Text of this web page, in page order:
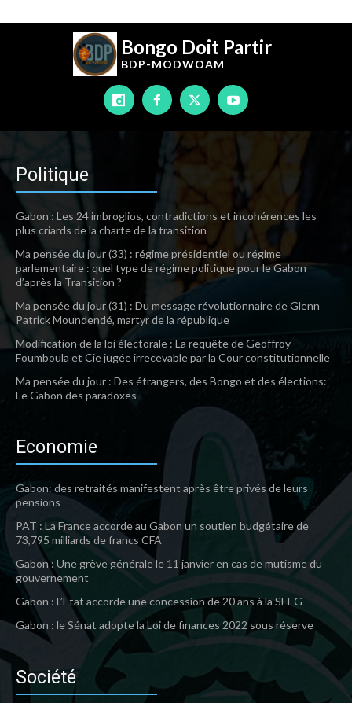
Bongo Doit Partir
BDP-MODWOAM
Politique
Gabon : Les 24 imbroglios, contradictions et incohérences les
plus criards de la charte de la transition
Ma pensée du jour (33) : régime présidentiel ou régime
parlementaire : quel type de régime politique pour le Gabon
d’après la Transition ?
Ma pensée du jour (31) : Du message révolutionnaire de Glenn
Patrick Moundendé, martyr de la république
Modification de la loi électorale : La requête de Geoffroy
Foumboula et Cie jugée irrecevable par la Cour constitutionnelle
Ma pensée du jour : Des étrangers, des Bongo et des élections:
Le Gabon des paradoxes
Economie
Gabon: des retraités manifestent après être privés de leurs
pensions
PAT : La France accorde au Gabon un soutien budgétaire de
73,795 milliards de francs CFA
Gabon : Une grève générale le 11 janvier en cas de mutisme du
gouvernement
Gabon : L’Etat accorde une concession de 20 ans à la SEEG
Gabon : le Sénat adopte la Loi de finances 2022 sous réserve
Société